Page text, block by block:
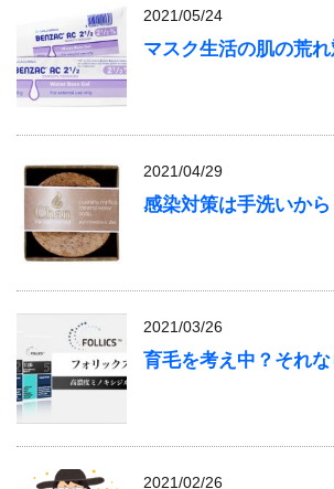
2021/05/24
マスク生活の肌の荒れ
2021/04/29
感染対策は手洗いから
2021/03/26
育毛を考え中？それな
2021/02/26